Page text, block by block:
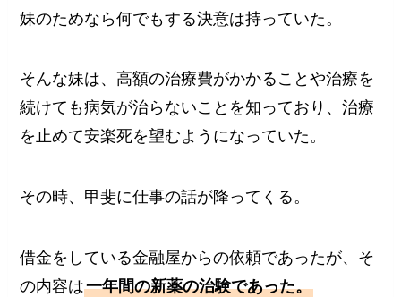
妹のためなら何でもする決意は持っていた。
そんな妹は、高額の治療費がかかることや治療を
続けても病気が治らないことを知っており、治療
を止めて安楽死を望むようになっていた。
その時、甲斐に仕事の話が降ってくる。
借金をしている金融屋からの依頼であったが、そ
の内容は一年間の新薬の治験であった。